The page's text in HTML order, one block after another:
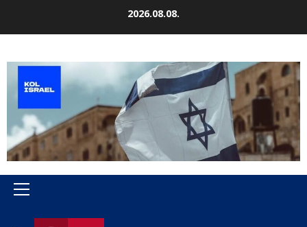
2026.08.08.
Primary